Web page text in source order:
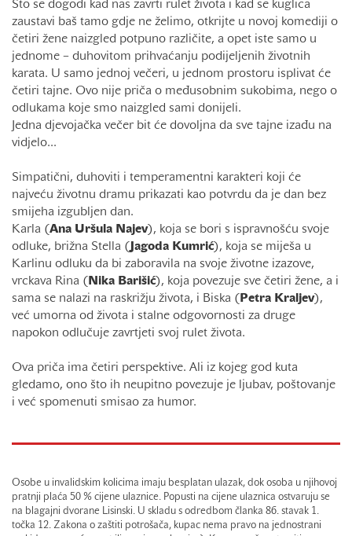
Što se dogodi kad nas zavrti rulet života i kad se kuglica
zaustavi baš tamo gdje ne želimo, otkrijte u novoj komediji o
četiri žene naizgled potpuno različite, a opet iste samo u
jednome – duhovitom prihvaćanju podijeljenih životnih
karata. U samo jednoj večeri, u jednom prostoru isplivat će
četiri tajne. Ovo nije priča o međusobnim sukobima, nego o
odlukama koje smo naizgled sami donijeli.
Jedna djevojačka večer bit će dovoljna da sve tajne izađu na
vidjelo...
Simpatični, duhoviti i temperamentni karakteri koji će
najveću životnu dramu prikazati kao potvrdu da je dan bez
smijeha izgubljen dan.
Karla ( Ana Uršula Najev), koja se bori s ispravnošću svoje
odluke, brižna Stella ( Jagoda Kumrić), koja se miješa u
Karlinu odluku da bi zaboravila na svoje životne izazove,
vrckava Rina ( Nika Barišić), koja povezuje sve četiri žene, a i
sama se nalazi na raskrižju života, i Biska ( Petra Kraljev),
već umorna od života i stalne odgovornosti za druge
napokon odlučuje zavrtjeti svoj rulet života.
Ova priča ima četiri perspektive. Ali iz kojeg god kuta
gledamo, ono što ih neupitno povezuje je ljubav, poštovanje
i već spomenuti smisao za humor.
Osobe u invalidskim kolicima imaju besplatan ulazak, dok osoba u njihovoj
pratnji plaća 50 % cijene ulaznice. Popusti na cijene ulaznica ostvaruju se
na blagajni dvorane Lisinski. U skladu s odredbom članka 86. stavak 1.
točka 12. Zakona o zaštiti potrošača, kupac nema pravo na jednostrani